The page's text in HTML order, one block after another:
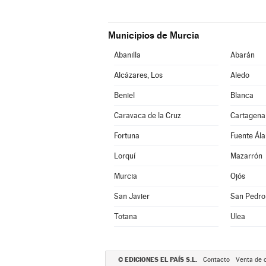
Municipios de Murcia
Abanilla Abarán
Alcázares, Los Aledo
Beniel Blanca
Caravaca de la Cruz Cartagena
Fortuna Fuente
Lorquí Mazarrón
Murcia Ojós
San Javier San
Totana Ulea
© EDICIONES EL PAÍS S.L. Contacto Venta de